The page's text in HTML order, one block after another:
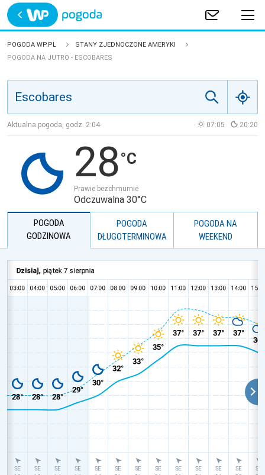
Trwa ładowanie
POLSKA
JAKOŚĆ POWIETRZA
POGODA WP.PL
STANY ZJEDNOCZONE AMERYKI
POGODA NA JUTRO - ESCOBARES
Aktualna pogoda, godz. 2:04 07:05 20:20
28
Prawie bezchmurnie
Odczuwalna 30°C
POGODA
GODZINOWA
POGODA
DŁUGOTERMINOWA
POGODA NA
WEEKEND